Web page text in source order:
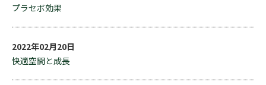
プラセボ効果
2022年02月20日
快適空間と成長